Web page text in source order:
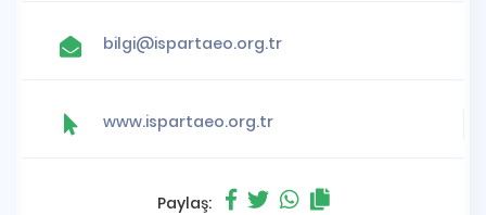
bilgi@ispartaeo.org.tr
www.ispartaeo.org.tr
Paylaş: